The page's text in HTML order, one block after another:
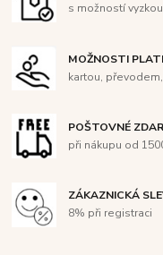
s možností
MOŽNOSTI
kartou,
POŠTOVNÉ
při nákupu od
ZÁKAZNICKÁ
8% při registraci